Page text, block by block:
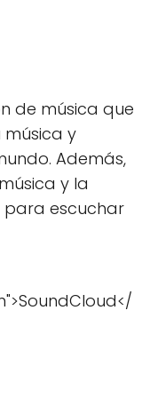
de música que
música y
Además,
y la
escuchar